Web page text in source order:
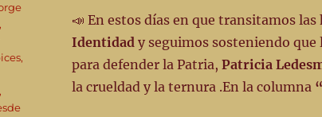
📣 En estos días en que transitamos las
Identidady seguimos sosteniendo que
para defender la Patria, Patricia
la crueldad y la ternura .En la columna
,
,
,